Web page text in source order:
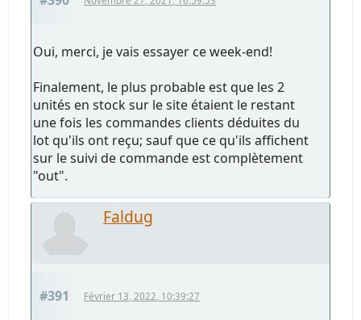
Oui, merci, je vais essayer ce week-end!
Finalement, le plus probable est que les 2
unités en stock sur le site étaient le restant
une fois les commandes clients déduites du
lot qu'ils ont reçu; sauf que ce qu'ils affichent
sur le suivi de commande est complètement
"out".
Faldug
#391 Février 13, 2022, 10:39:27